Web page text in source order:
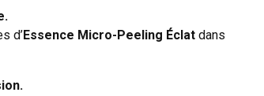
d’Essence Micro-Peeling Éclat dans